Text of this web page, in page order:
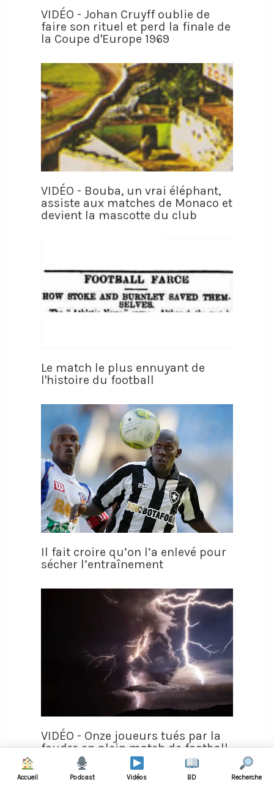
VIDÉO - Johan Cruyff oublie de
faire son rituel et perd la finale de
la Coupe d'Europe 1969
VIDÉO - Bouba, un vrai éléphant,
assiste aux matches de Monaco et
devient la mascotte du club
Le match le plus ennuyant de
l'histoire du football
Il fait croire qu’on l’a enlevé pour
sécher l’entraînement
VIDÉO - Onze joueurs tués par la
foudre en plein match de football
Accueil Podcast Vidéos BD Recherche